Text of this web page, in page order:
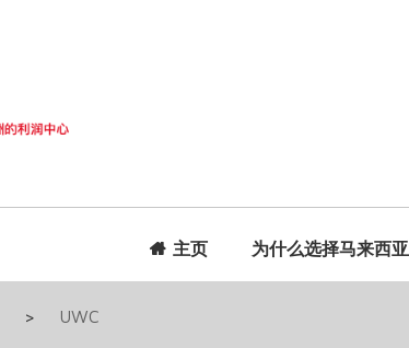
主页 为什么选择马来西亚
> UWC